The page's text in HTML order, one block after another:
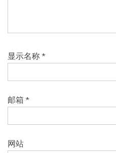
显示名称 *
邮箱 *
网站